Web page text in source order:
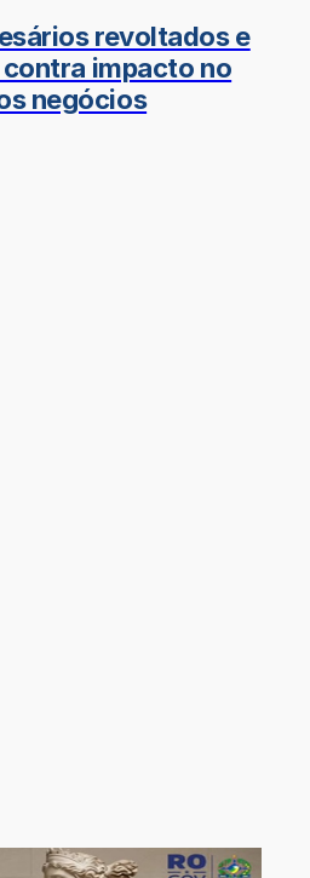
revoltados e
impacto no
negócios